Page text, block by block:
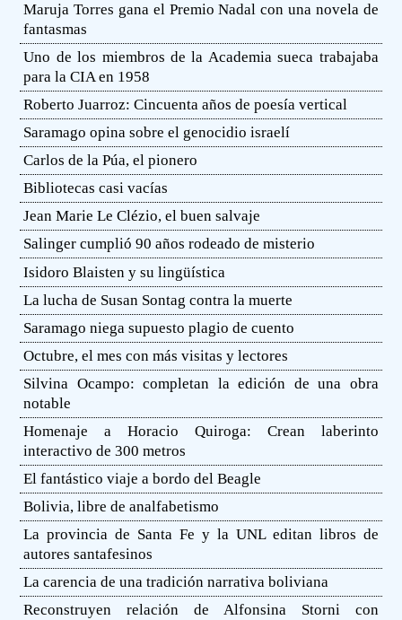
Maruja Torres gana el Premio Nadal con una novela de
fantasmas
Uno de los miembros de la Academia sueca trabajaba
para la CIA en 1958
Roberto Juarroz: Cincuenta años de poesía vertical
Saramago opina sobre el genocidio israelí
Carlos de la Púa, el pionero
Bibliotecas casi vacías
Jean Marie Le Clézio, el buen salvaje
Salinger cumplió 90 años rodeado de misterio
Isidoro Blaisten y su lingüística
La lucha de Susan Sontag contra la muerte
Saramago niega supuesto plagio de cuento
Octubre, el mes con más visitas y lectores
Silvina Ocampo: completan la edición de una obra
notable
Homenaje a Horacio Quiroga: Crean laberinto
interactivo de 300 metros
El fantástico viaje a bordo del Beagle
Bolivia, libre de analfabetismo
La provincia de Santa Fe y la UNL editan libros de
autores santafesinos
La carencia de una tradición narrativa boliviana
Reconstruyen relación de Alfonsina Storni con